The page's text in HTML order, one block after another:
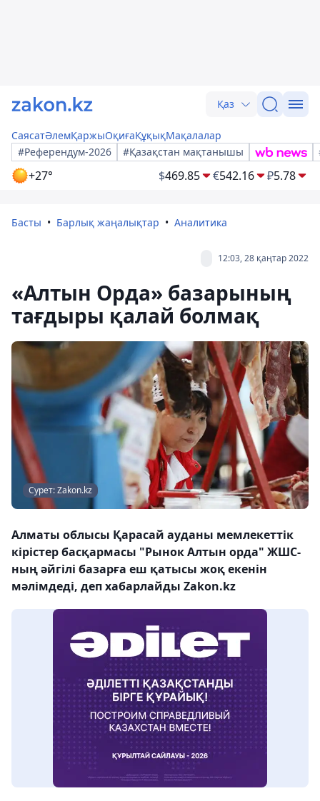
Қаз
СаясатӘлемҚаржыОқиғаҚұқықМақалалар
#Референдум-2026
#Қазақстан мақтанышы
+27° $469.85 €542.16 ₽5.78
Басты Барлық жаңалықтар Аналитика
12:03, 28 қаңтар 2022
«Алтын Орда» базарының
тағдыры қалай болмақ
Сурет: Zakon.kz
Алматы облысы Қарасай ауданы мемлекеттік
кірістер басқармасы­ "Рынок Алтын орда" ЖШС-
ның әйгілі базарға еш қатысы жоқ екенін
мәлімдеді, деп хабарлайды Zakon.kz